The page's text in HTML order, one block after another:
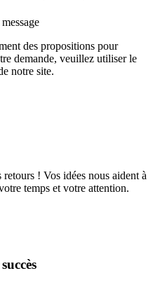
des propositions pour
demande, veuillez utiliser le
notre site.
! Vos idées nous aident à
temps et votre attention.